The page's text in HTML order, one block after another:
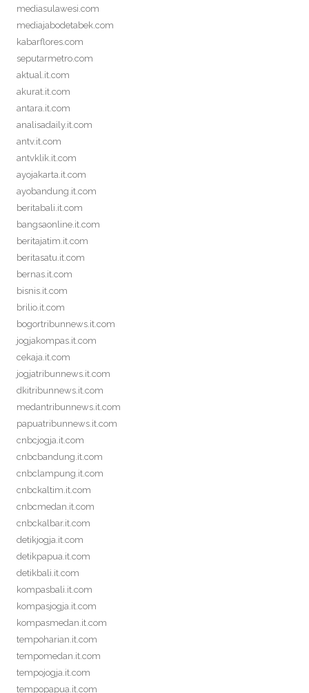
mediasulawesi.com
mediajabodetabek.com
kabarflores.com
seputarmetro.com
aktual.it.com
akurat.it.com
antara.it.com
analisadaily.it.com
antv.it.com
antvklik.it.com
ayojakarta.it.com
ayobandung.it.com
beritabali.it.com
bangsaonline.it.com
beritajatim.it.com
beritasatu.it.com
bernas.it.com
bisnis.it.com
brilio.it.com
bogortribunnews.it.com
jogjakompas.it.com
cekaja.it.com
jogjatribunnews.it.com
dkitribunnews.it.com
medantribunnews.it.com
papuatribunnews.it.com
cnbcjogja.it.com
cnbcbandung.it.com
cnbclampung.it.com
cnbckaltim.it.com
cnbcmedan.it.com
cnbckalbar.it.com
detikjogja.it.com
detikpapua.it.com
detikbali.it.com
kompasbali.it.com
kompasjogja.it.com
kompasmedan.it.com
tempoharian.it.com
tempomedan.it.com
tempojogja.it.com
tempopapua.it.com